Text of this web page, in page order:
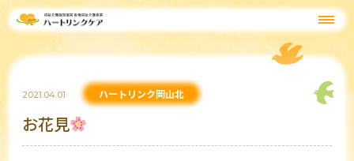
2021.04.01 ハートリンク岡山北
お花見